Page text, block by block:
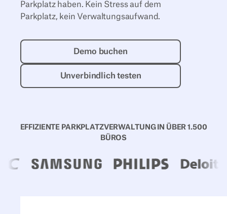
Parkplatz haben. Kein Stress auf dem
Parkplatz, kein Verwaltungsaufwand.
Demo buchen
Unverbindlich testen
Unverbindlich testen
EFFIZIENTE PARKPLATZVERWALTUNG IN ÜBER 1.500
BÜROS